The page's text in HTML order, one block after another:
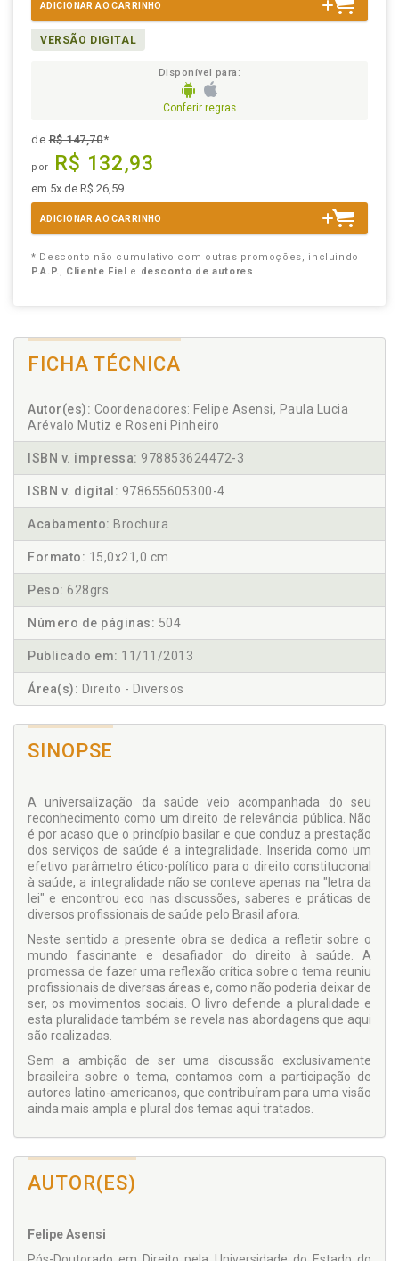
ADICIONAR AO CARRINHO
VERSÃO DIGITAL
Disponível para:
Conferir regras
deR$ 147,70*
por R$ 132,93
em 5x de R$ 26,59
ADICIONAR AO CARRINHO
* Desconto não cumulativo com outras promoções, incluindo
P.A.P., Cliente Fiel e desconto de autores
FICHA TÉCNICA
Autor(es): Coordenadores: Felipe Asensi, Paula Lucia
Arévalo Mutiz e Roseni Pinheiro
ISBN v. impressa: 978853624472-3
ISBN v. digital: 978655605300-4
Acabamento: Brochura
Formato: 15,0x21,0 cm
Peso: 628grs.
Número de páginas: 504
Publicado em: 11/11/2013
Área(s): Direito - Diversos
SINOPSE
A universalização da saúde veio acompanhada do seu
reconhecimento como um direito de relevância pública. Não
é por acaso que o princípio basilar e que conduz a prestação
dos serviços de saúde é a integralidade. Inserida como um
efetivo parâmetro ético-político para o direito constitucional
à saúde, a integralidade não se conteve apenas na "letra da
lei" e encontrou eco nas discussões, saberes e práticas de
diversos profissionais de saúde pelo Brasil afora.
Neste sentido a presente obra se dedica a refletir sobre o
mundo fascinante e desafiador do direito à saúde. A
promessa de fazer uma reflexão crítica sobre o tema reuniu
profissionais de diversas áreas e, como não poderia deixar de
ser, os movimentos sociais. O livro defende a pluralidade e
esta pluralidade também se revela nas abordagens que aqui
são realizadas.
Sem a ambição de ser uma discussão exclusivamente
brasileira sobre o tema, contamos com a participação de
autores latino-americanos, que contribuíram para uma visão
ainda mais ampla e plural dos temas aqui tratados.
AUTOR(ES)
Felipe Asensi